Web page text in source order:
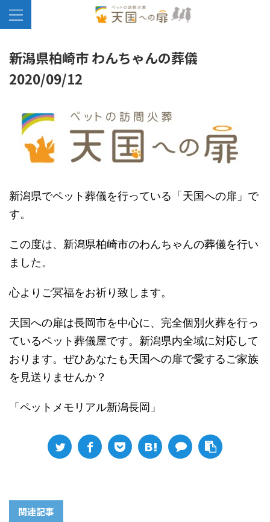
新潟県柏崎市 わんちゃんの葬儀
2020/09/12
新潟県でペット葬儀を行っている「天国への扉」で
す。
この度は、新潟県柏崎市のわんちゃんの葬儀を行い
ました。
心よりご冥福をお祈り致します。
天国への扉は長岡市を中心に、完全個別火葬を行っ
ているペット葬儀屋です。新潟県内全域に対応して
おります。ぜひあなたも天国への扉で愛するご家族
を見送りませんか？
「ペットメモリアル新潟長岡」
関連記事